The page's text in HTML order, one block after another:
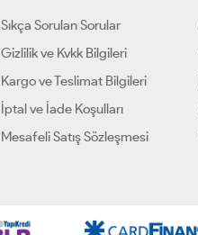
Sıkça Sorulan Sorular
Gizlilik ve Kvkk Bilgileri
Kargo ve Teslimat Bilgileri
İptal ve İade Koşulları
Mesafeli Satış Sözleşmesi